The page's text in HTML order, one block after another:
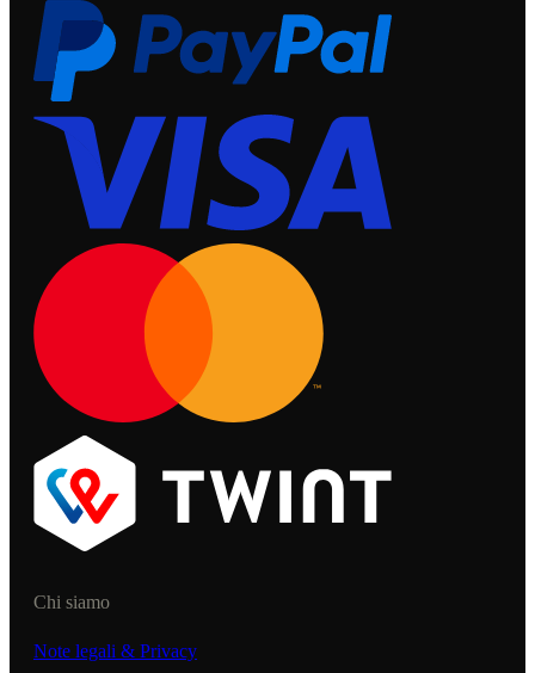
Chi siamo
Note legali & Privacy